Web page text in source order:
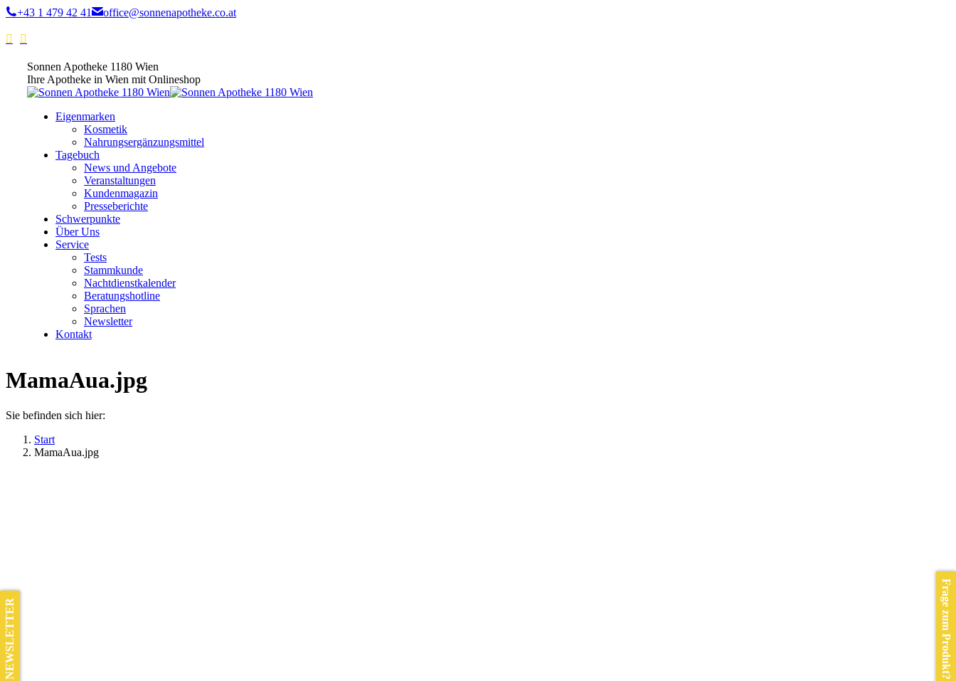
+43 1 479 42 41 office@sonnenapotheke.co.at
Sonnen Apotheke 1180 Wien
Ihre Apotheke in Wien mit Onlineshop
Eigenmarken
Kosmetik
Nahrungsergänzungsmittel
Tagebuch
News und Angebote
Veranstaltungen
Kundenmagazin
Presseberichte
Schwerpunkte
Über Uns
Service
Tests
Stammkunde
Nachtdienstkalender
Beratungshotline
Sprachen
Newsletter
Kontakt
MamaAua.jpg
Sie befinden sich hier:
Start
MamaAua.jpg
Frage zum Produkt?
NEWSLETTER